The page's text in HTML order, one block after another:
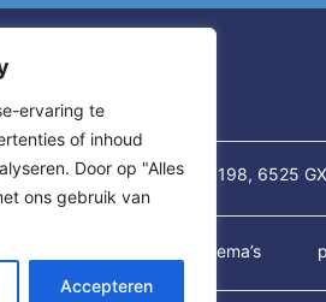
ervaring te
of inhoud
Door op "Alles
ons gebruik van
Accepteren
St. Annastraat 198, 6525
thema’s